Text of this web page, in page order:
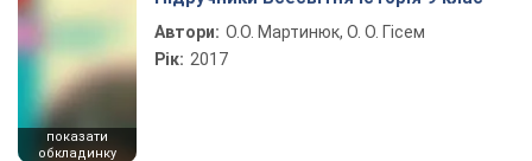
показати
обкладинку
Автори: О.О. Мартинюк, О. О. Гісем
Рік: 2017